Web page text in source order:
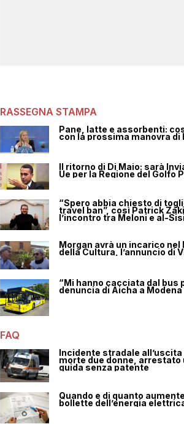
RASSEGNA STAMPA
Pane, latte e assorbenti:
con la prossima manovra di
Il ritorno di Di Maio: sarà
Ue per la Regione del Golfo
“Spero abbia chiesto di
travel ban”, così Patrick
l’incontro tra Meloni e al-Sisi
Morgan avrà un incarico nel
della Cultura, l’annuncio di
“Mi hanno cacciata dal bus
denuncia di Aicha a Modena
FAQ
Incidente stradale all’uscita
morte due donne, arrestato
guida senza patente
Quando e di quanto
bollette dell’energia